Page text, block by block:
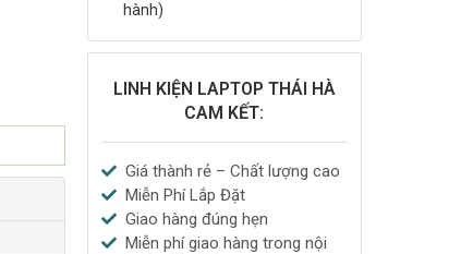
hành)
LINH KIỆN LAPTOP THÁI HÀ
CAM KẾT:
Giá thành rẻ – Chất lượng cao
Miễn Phí Lắp Đặt
Giao hàng đúng hẹn
Miễn phí giao hàng trong nội